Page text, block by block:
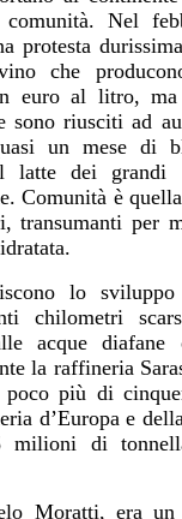
Nel
protesta
che
euro al litro,
sono riusciti ad
un mese di
latte dei grandi
Comunità è
transumanti per
lo
chilometri
acque diafane
la raffineria
poco più di
d’Europa e
milioni di
Moratti, era un